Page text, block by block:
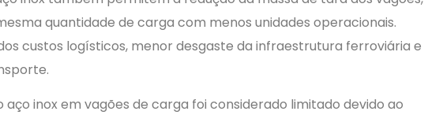
quantidade de carga com menos unidades operacionais.
custos logísticos, menor desgaste da infraestrutura ferroviária e
aço inox em vagões de carga foi considerado limitado devido ao